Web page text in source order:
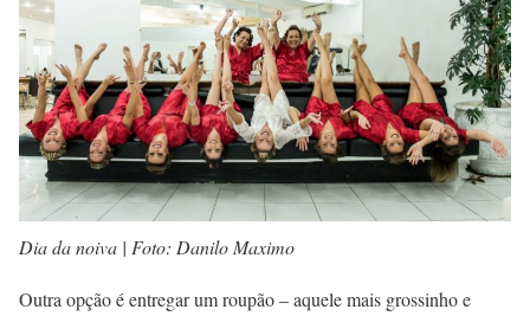
Dia da noiva | Foto: Danilo Maximo
Outra opção é entregar um roupão – aquele mais grossinho e